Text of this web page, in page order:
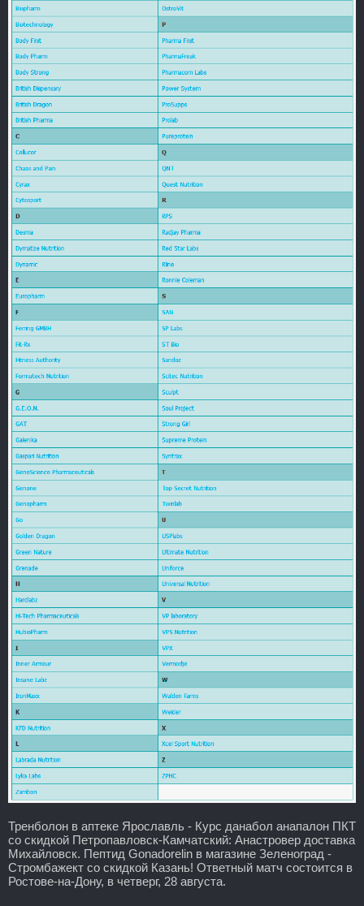
Тренболон в аптеке Ярославль - Курс данабол анапалон ПКТ
со скидкой Петропавловск-Камчатский: Анастровер доставка
Михайловск. Пептид Gonadorelin в магазине Зеленоград -
Стромбажект со скидкой Казань! Ответный матч состоится в
Ростове-на-Дону, в четверг, 28 августа.